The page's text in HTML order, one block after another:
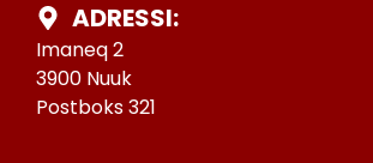
ADRESSI:
Imaneq 2
3900 Nuuk
Postboks 321